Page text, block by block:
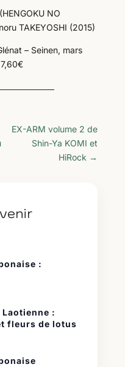
NO
TAKEYOSHI (2015)
– Seinen, mars
EX-ARM volume 2 de
Shin-Ya KOMI et
HiRock →
:
:
fleurs de lotus